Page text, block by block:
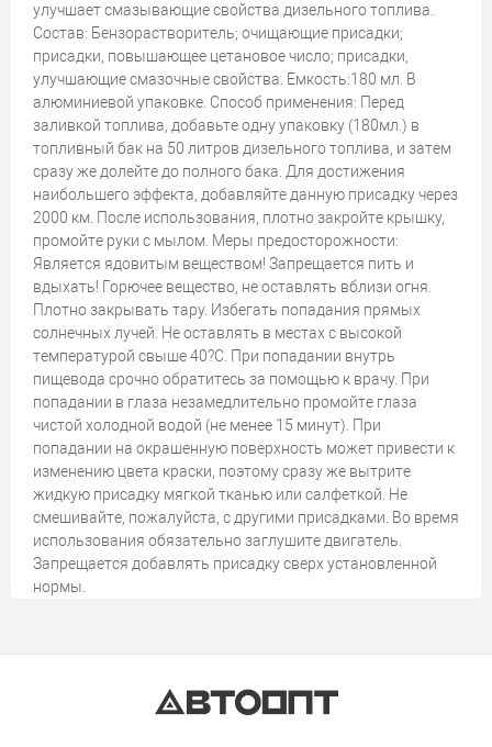
улучшает смазывающие свойства дизельного топлива.
Состав: Бензорастворитель; очищающие присадки;
присадки, повышающее цетановое число; присадки,
улучшающие смазочные свойства. Емкость:180 мл. В
алюминиевой упаковке. Способ применения: Перед
заливкой топлива, добавьте одну упаковку (180мл.) в
топливный бак на 50 литров дизельного топлива, и затем
сразу же долейте до полного бака. Для достижения
наибольшего эффекта, добавляйте данную присадку через
2000 км. После использования, плотно закройте крышку,
промойте руки с мылом. Меры предосторожности:
Является ядовитым веществом! Запрещается пить и
вдыхать! Горючее вещество, не оставлять вблизи огня.
Плотно закрывать тару. Избегать попадания прямых
солнечных лучей. Не оставлять в местах с высокой
температурой свыше 40?С. При попадании внутрь
пищевода срочно обратитесь за помощью к врачу. При
попадании в глаза незамедлительно промойте глаза
чистой холодной водой (не менее 15 минут). При
попадании на окрашенную поверхность может привести к
изменению цвета краски, поэтому сразу же вытрите
жидкую присадку мягкой тканью или салфеткой. Не
смешивайте, пожалуйста, с другими присадками. Во время
использования обязательно заглушите двигатель.
Запрещается добавлять присадку сверх установленной
нормы.